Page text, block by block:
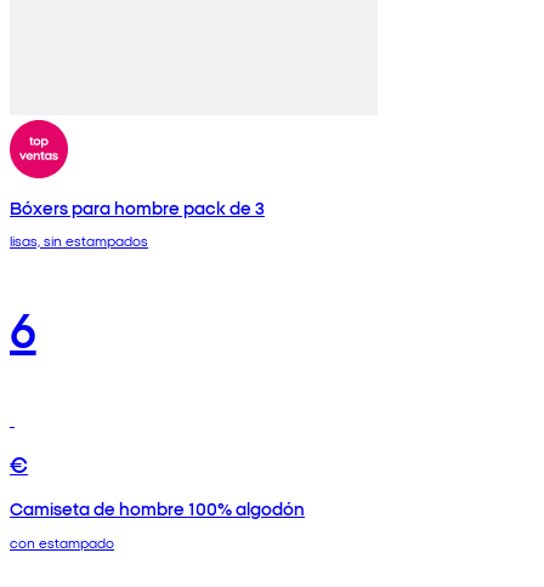
Bóxers para hombre pack de 3
lisas, sin estampados
6
€
Camiseta de hombre 100% algodón
con estampado